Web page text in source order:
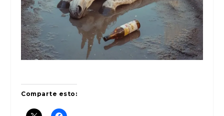
Comparte esto: